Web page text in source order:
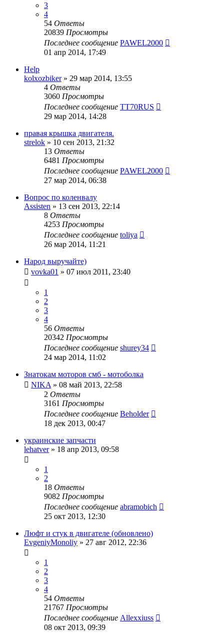
3
4
54 Ответы
20839 Просмотры
Последнее сообщение PAWEL2000
01 апр 2014, 17:49
Help
kolxozbiker» 29 мар 2014, 13:55
4 Ответы
3060 Просмотры
Последнее сообщение TT70RUS
29 мар 2014, 14:28
правая крышка двигателя.
strelok » 10 сен 2013, 21:32
13 Ответы
6481 Просмотры
Последнее сообщение PAWEL2000
27 мар 2014, 06:38
Вопрос по коленвалу
Assisten » 13 сен 2013, 22:14
8 Ответы
4253 Просмотры
Последнее сообщение toliya
26 мар 2014, 11:21
Народ выручайте)
vovka01 » 07 июл 2011, 23:40
1
2
3
4
56 Ответы
20342 Просмотры
Последнее сообщение shurey34
24 мар 2014, 11:02
Знатокам моторов смб - мотоболка
NIKA » 08 май 2013, 22:58
2 Ответы
3161 Просмотры
Последнее сообщение Beholder
18 дек 2013, 00:47
украинские запчасти
lehatver» 18 апр 2013, 09:58
1
2
18 Ответы
9082 Просмотры
Последнее сообщение abramobich
25 окт 2013, 12:30
Люфт и стук в двигателе (обновлено)
EvgeniyMonoliy » 27 авг 2012, 22:36
1
2
3
4
54 Ответы
21767 Просмотры
Последнее сообщение Allexxiuss
08 окт 2013, 09:39